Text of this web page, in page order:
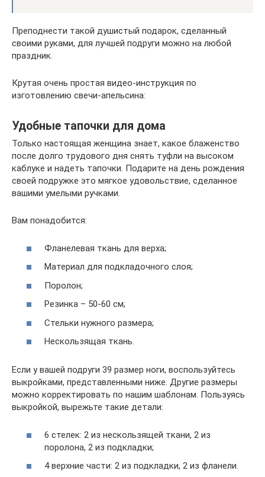
Преподнести такой душистый подарок, сделанный
своими руками, для лучшей подруги можно на любой
праздник.
Крутая очень простая видео-инструкция по
изготовлению свечи-апельсина:
Удобные тапочки для дома
Только настоящая женщина знает, какое блаженство
после долго трудового дня снять туфли на высоком
каблуке и надеть тапочки. Подарите на день рождения
своей подружке это мягкое удовольствие, сделанное
вашими умелыми ручками.
Вам понадобится:
Фланелевая ткань для верха;
Материал для подкладочного слоя;
Поролон;
Резинка – 50-60 см;
Стельки нужного размера;
Нескользящая ткань.
Если у вашей подруги 39 размер ноги, воспользуйтесь
выкройками, представленными ниже. Другие размеры
можно корректировать по нашим шаблонам. Пользуясь
выкройкой, вырежьте такие детали:
6 стелек: 2 из нескользящей ткани, 2 из
поролона, 2 из подкладки;
4 верхние части: 2 из подкладки, 2 из фланели.